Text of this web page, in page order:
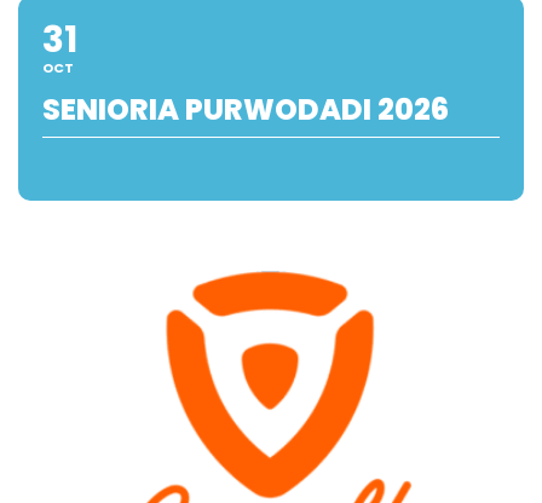
31
OCT
SENIORIA PURWODADI 2026